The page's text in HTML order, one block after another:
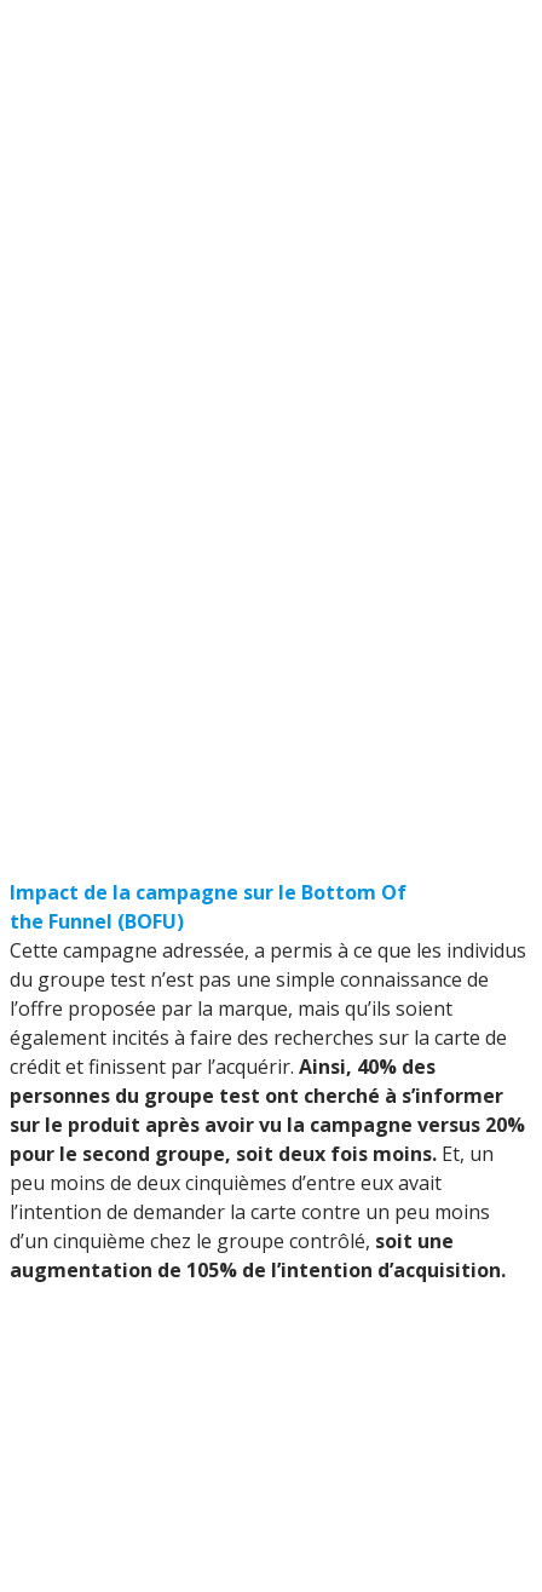
Impact de la campagne sur le Bottom Of
the Funnel (BOFU)
Cette campagne adressée, a permis à ce que les individus
du groupe test n’est pas une simple connaissance de
l’offre proposée par la marque, mais qu’ils soient
également incités à faire des recherches sur la carte de
crédit et finissent par l’acquérir. Ainsi, 40% des
personnes du groupe test ont cherché à s’informer
sur le produit après avoir vu la campagne versus 20%
pour le second groupe, soit deux fois moins. Et, un
peu moins de deux cinquièmes d’entre eux avait
l’intention de demander la carte contre un peu moins
d’un cinquième chez le groupe contrôlé, soit une
augmentation de 105% de l’intention d’acquisition.